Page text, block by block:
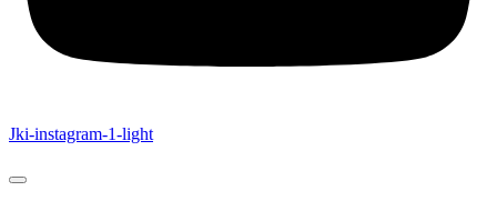
Jki-instagram-1-light